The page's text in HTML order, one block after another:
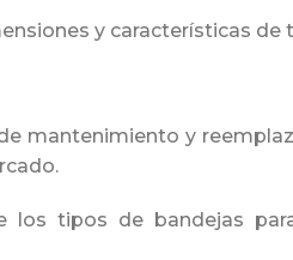
y características de
mantenimiento y
tipos de bandejas